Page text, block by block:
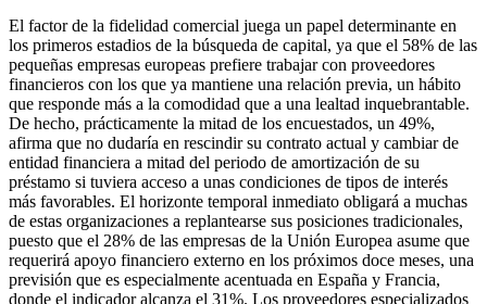
El factor de la fidelidad comercial juega un papel determinante en
los primeros estadios de la búsqueda de capital, ya que el 58% de las
pequeñas empresas europeas prefiere trabajar con proveedores
financieros con los que ya mantiene una relación previa, un hábito
que responde más a la comodidad que a una lealtad inquebrantable.
De hecho, prácticamente la mitad de los encuestados, un 49%,
afirma que no dudaría en rescindir su contrato actual y cambiar de
entidad financiera a mitad del periodo de amortización de su
préstamo si tuviera acceso a unas condiciones de tipos de interés
más favorables. El horizonte temporal inmediato obligará a muchas
de estas organizaciones a replantearse sus posiciones tradicionales,
puesto que el 28% de las empresas de la Unión Europea asume que
requerirá apoyo financiero externo en los próximos doce meses, una
previsión que es especialmente acentuada en España y Francia,
donde el indicador alcanza el 31%. Los proveedores especializados